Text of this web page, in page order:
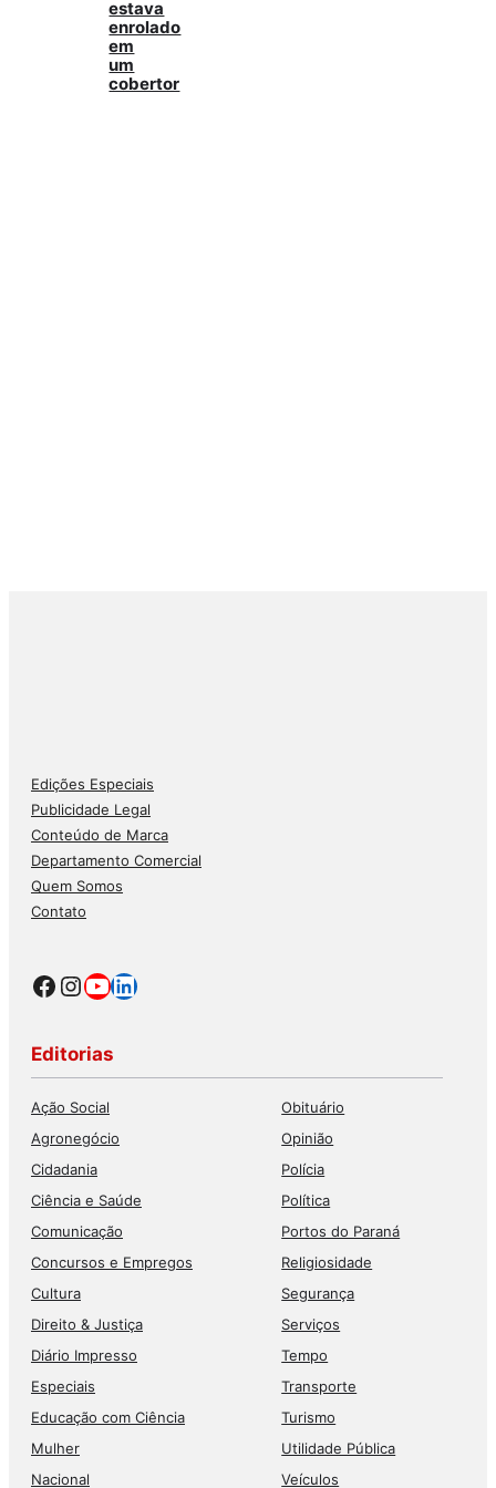
estava
enrolado
em
um
cobertor
Edições Especiais
Publicidade Legal
Conteúdo de Marca
Departamento Comercial
Quem Somos
Contato
Facebook
Instagram
Youtube
LinkedIn
Editorias
Ação Social
Agronegócio
Cidadania
Ciência e Saúde
Comunicação
Concursos e Empregos
Cultura
Direito & Justiça
Diário Impresso
Especiais
Educação com Ciência
Mulher
Nacional
Obituário
Opinião
Polícia
Política
Portos do Paraná
Religiosidade
Segurança
Serviços
Tempo
Transporte
Turismo
Utilidade Pública
Veículos